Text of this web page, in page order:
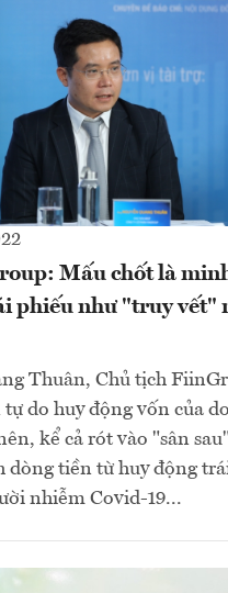
Mấu chốt là
phiếu như "truy vết"
Thuân, Chủ tịch
do huy động vốn của
kể cả rót vào "sân
dòng tiền từ huy động
nhiễm Covid-19...